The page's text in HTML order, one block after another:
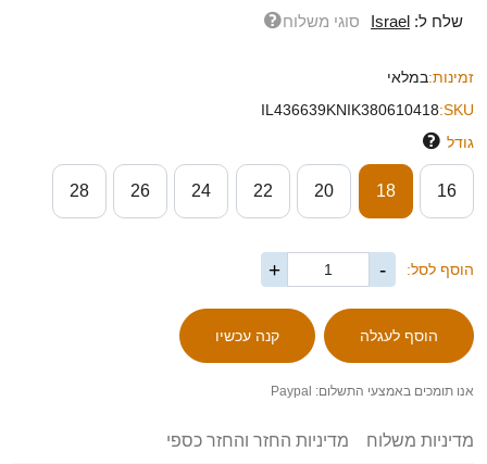
שלח ל: Israel סוגי משלוח
זמינות:במלאי
SKU:
IL436639KNIK380610418
גודל
16
18
20
22
24
26
28
הוסף לסל: -
+
אנו תומכים באמצעי התשלום: Paypal
מדיניות משלוח מדיניות החזר והחזר כספי